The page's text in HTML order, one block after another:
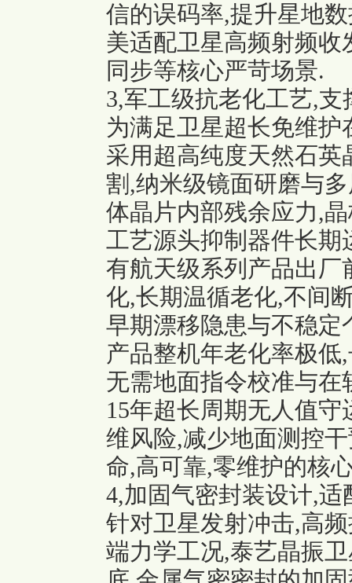
信的误码率,提升星地
美适配卫星高频射频
同步等核心严苛场景.
3,军工级抗老化工艺,
为满足卫星超长免维
采用超高纯度天然石
割,纳米级镜面研磨与
体晶片内部残余应力,
工艺源头抑制器件长
有航天级系列产品出
化,长期温循老化,不间
早期漂移隐患与不稳
产品整机年老化率极
无需地面指令校准与在
15年超长周期无人值
维风险,减少地面测控
命,高可靠,零维护的核
4,加固气密封装设计,适
针对卫星发射冲击,高
端力学工况,泰艺晶振